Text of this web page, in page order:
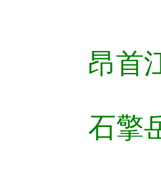
昂首江
石擎岳